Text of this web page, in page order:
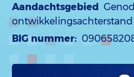
Aandachtsgebied
ontwikkelingsachterstand
BIG nummer: